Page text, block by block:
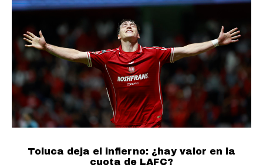
Toluca deja el infierno: ¿hay valor en la
cuota de LAFC?